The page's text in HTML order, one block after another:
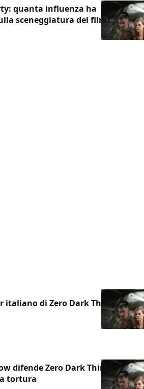
quanta influenza ha
sceneggiatura del film?
di Zero Dark Thirty
difende Zero Dark Thirty:
tortura